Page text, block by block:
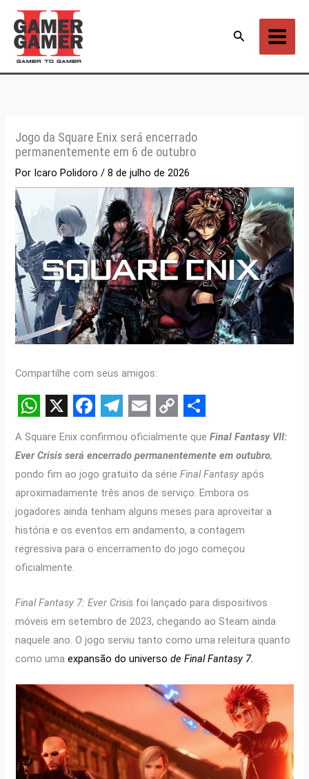
para
conteúdo
Pesquisar
Jogo da Square Enix será encerrado
permanentemente em 6 de outubro
Por Icaro Polidoro/8 de julho de 2026
Compartilhe com seus amigos:
W
h
a
t
s
A
p
X F
a
c
e
b
o
o
T
e
l
e
g
r
a
E
m
a
i
l
C
o
p
y
L
i
n
S
h
a
r
e
A Square Enix confirmou oficialmente queFinal Fantasy VII:
Ever Crisis será encerrado permanentemente em outubro,
pondo fim ao jogo gratuito da sérieFinal Fantasy após
aproximadamente três anos de serviço. Embora os
jogadores ainda tenham alguns meses para aproveitar a
história e os eventos em andamento, a contagem
regressiva para o encerramento do jogo começou
oficialmente.
Final Fantasy 7: Ever Crisis foi lançado para dispositivos
móveis em setembro de 2023, chegando ao Steam ainda
naquele ano. O jogo serviu tanto como uma releitura quanto
como uma expansão do universode Final Fantasy 7.